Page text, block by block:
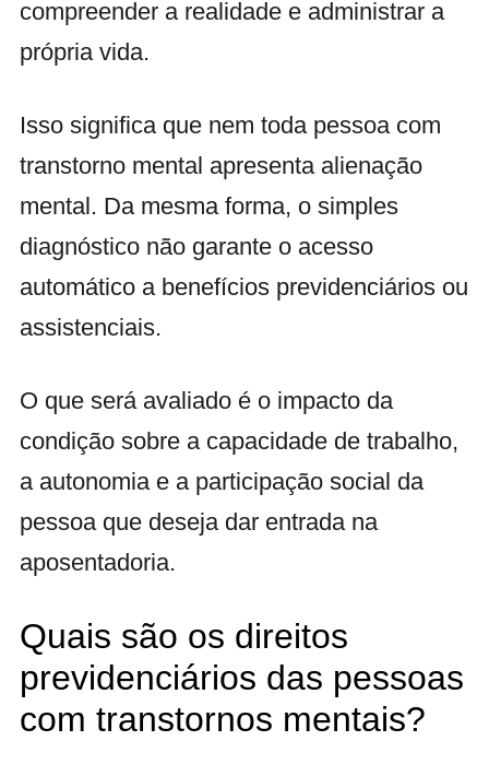
compreender a realidade e administrar a
própria vida.
Isso significa que nem toda pessoa com
transtorno mental apresenta alienação
mental. Da mesma forma, o simples
diagnóstico não garante o acesso
automático a benefícios previdenciários ou
assistenciais.
O que será avaliado é o impacto da
condição sobre a capacidade de trabalho,
a autonomia e a participação social da
pessoa que deseja dar entrada na
aposentadoria.
Quais são os direitos
previdenciários das pessoas
com transtornos mentais?